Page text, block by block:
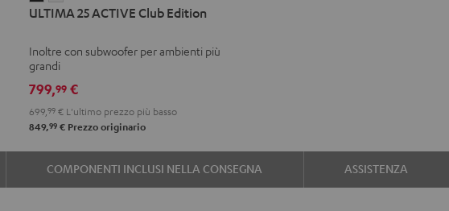
25
Club
Edition
Night
Black
25
Club
Pure
White
ULTIMA 25 ACTIVE Club Edition
Inoltre con subwoofer per ambienti più
grandi
799,99 €
699,99 € L'ultimo prezzo più basso
849,99 € Prezzo originario
COMPONENTI INCLUSI NELLA CONSEGNA ASSISTENZA